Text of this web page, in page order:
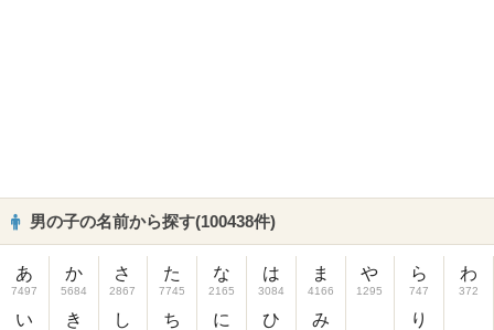
男の子の名前から探す(100438件)
あ
7497
い
か
5684
き
さ
2867
し
た
7745
ち
な
2165
に
は
3084
ひ
ま
4166
み
や
1295
ら
747
り
わ
372